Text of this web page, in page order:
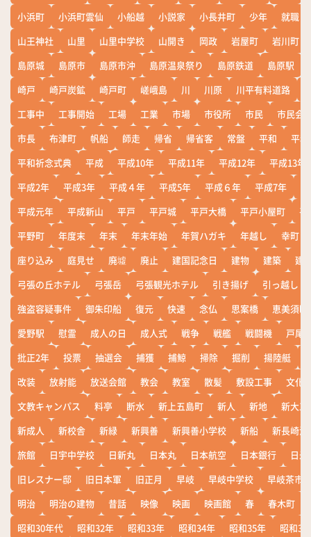
小浜町 小浜町雲仙 小船越 小説家 小長井町 少年
就職
山王神社
山里 山里中学校 山開き 岡政 岩屋町
岩川町
島原城
島原市 島原市沖 島原温泉祭り 島原鉄道 島原駅
崎戸
崎戸炭鉱 崎戸町 嵯峨島 川 川原 川平有料道路
工事中
工事開始 工場 工業 市場 市役所 市民
市民会
市長
布津町 帆船 師走 帰省 帰省客 常盤 平和
平
平和祈念式典
平成 平成10年 平成11年 平成12年
平成13年
平成2年
平成3年 平成４年 平成5年 平成６年 平成7年
平成元年
平成新山 平戸 平戸城 平戸大橋 平戸小屋町
平
平野町
年度末 年末 年末年始 年賀ハガキ 年越し
幸町
座り込み
庭見せ 廃墟 廃止 建国記念日 建物 建築
建
弓張の丘ホテル
弓張岳 弓張観光ホテル 引き揚げ
引っ越し
強盗容疑事件
御朱印船 復元 快速 念仏 思案橋
恵美須町
愛野駅
慰霊 成人の日 成人式 戦争 戦艦 戦闘機
戸尾
批正2年
投票 抽選会 捕獲 捕鯨 掃除 掘削 揚陸艇
改装
放射能 放送会館 教会 教室 散髪 敷設工事
文化
文教キャンパス
料亭 断水 新上五島町 新人 新地
新大工
新成人
新校舎 新緑 新興善 新興善小学校 新船
新長崎漁
旅館
日宇中学校 日新丸 日本丸 日本航空 日本銀行
日
旧レスナー邸
旧日本軍 旧正月 早岐 早岐中学校
早岐茶市
明治
明治の建物 昔話 映像 映画 映画館 春 春木町
昭和30年代
昭和32年 昭和33年 昭和34年 昭和35年
昭和36